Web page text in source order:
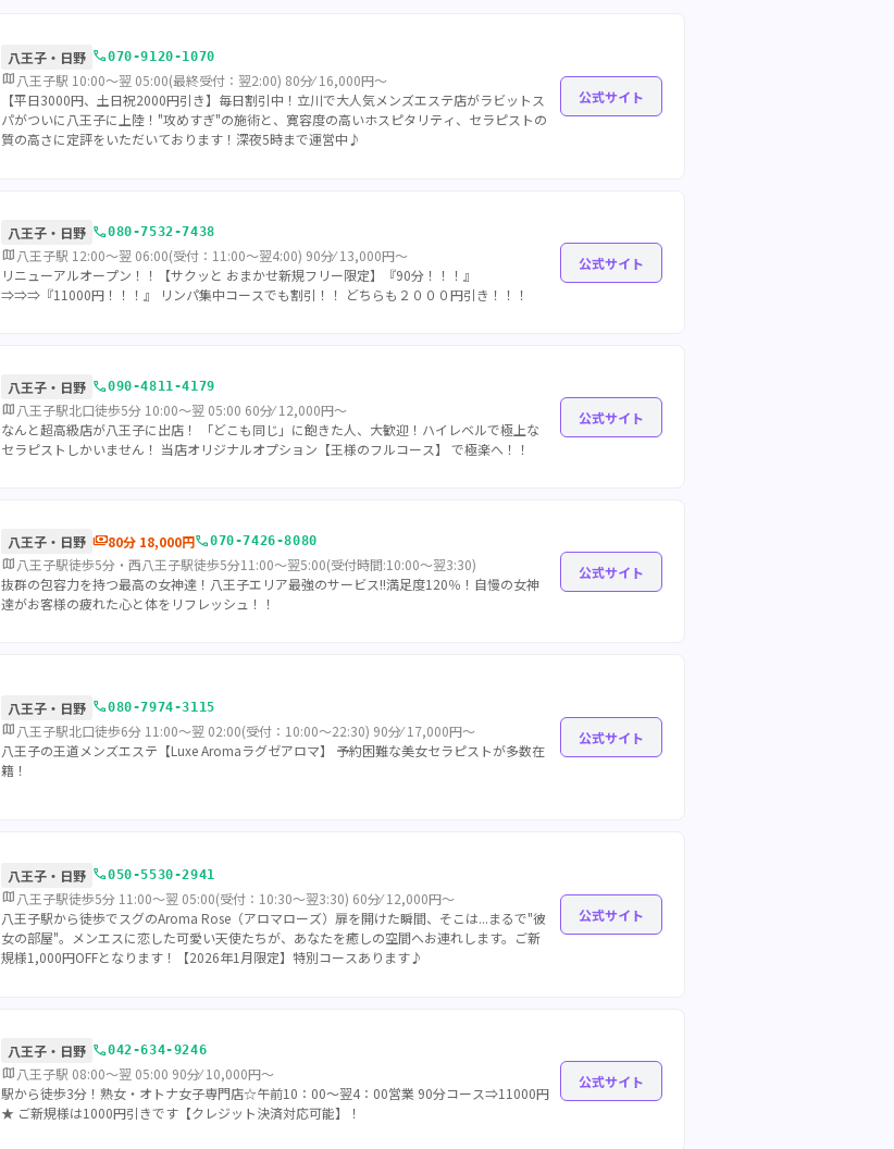
八王子・日野 call070-9120-1070
map 八王子駅 10:00～翌 05:00(最終受付：翌2:00) 80分⁄ 16,000円～
【平日3000円、土日祝2000円引き】毎日割引中！立川で大人気メンズエステ店がラビットス
パがついに八王子に上陸！"攻めすぎ"の施術と、寛容度の高いホスピタリティ、セラピストの
質の高さに定評をいただいております！深夜5時まで運営中♪
公式サイト
八王子・日野 call080-7532-7438
map 八王子駅 12:00～翌 06:00(受付：11:00～翌4:00) 90分⁄ 13,000円～
リニューアルオープン！！【サクッと おまかせ新規フリー限定】『90分！！！』
⇒⇒⇒『11000円！！！』 リンパ集中コースでも割引！！ どちらも２０００円引き！！！
公式サイト
八王子・日野 call090-4811-4179
map 八王子駅北口徒歩5分 10:00～翌 05:00 60分⁄ 12,000円～
なんと超高級店が八王子に出店！ 「どこも同じ」に飽きた人、大歓迎！ハイレベルで極上な
セラピストしかいません！ 当店オリジナルオプション【王様のフルコース】 で極楽へ！！
公式サイト
八王子・日野 payments80分 18,000円call070-7426-8080
map 八王子駅徒歩5分・西八王子駅徒歩5分11:00～翌5:00(受付時間:10:00～翌3:30)
抜群の包容力を持つ最高の女神達！八王子エリア最強のサービス!!満足度120％！自慢の女神
達がお客様の疲れた心と体をリフレッシュ！！
公式サイト
八王子・日野 call080-7974-3115
map 八王子駅北口徒歩6分 11:00～翌 02:00(受付：10:00～22:30) 90分⁄ 17,000円～
八王子の王道メンズエステ【Luxe Aromaラグゼアロマ】 予約困難な美女セラピストが多数在
籍！
公式サイト
八王子・日野 call050-5530-2941
map 八王子駅徒歩5分 11:00～翌 05:00(受付：10:30〜翌3:30) 60分⁄ 12,000円～
八王子駅から徒歩でスグのAroma Rose（アロマローズ）扉を開けた瞬間、そこは...まるで"彼
女の部屋"。メンエスに恋した可愛い天使たちが、あなたを癒しの空間へお連れします。ご新
規様1,000円OFFとなります！【2026年1月限定】特別コースあります♪
公式サイト
八王子・日野 call042-634-9246
map 八王子駅 08:00～翌 05:00 90分⁄ 10,000円～
駅から徒歩3分！熟女・オトナ女子専門店☆午前10：00～翌4：00営業 90分コース⇒11000円
★ ご新規様は1000円引きです【クレジット決済対応可能】！
公式サイト